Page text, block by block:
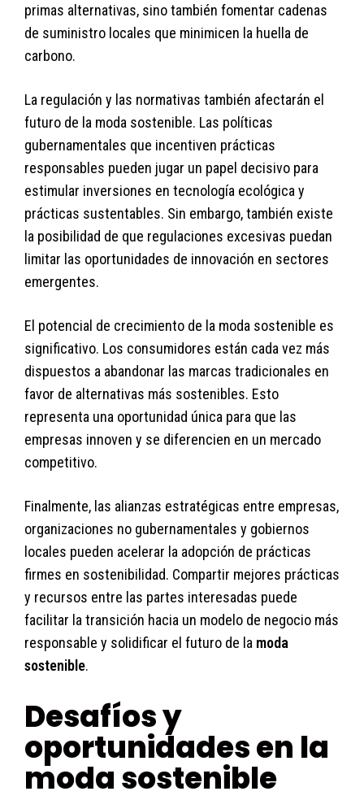
primas alternativas, sino también fomentar cadenas
de suministro locales que minimicen la huella de
carbono.
La regulación y las normativas también afectarán el
futuro de la moda sostenible. Las políticas
gubernamentales que incentiven prácticas
responsables pueden jugar un papel decisivo para
estimular inversiones en tecnología ecológica y
prácticas sustentables. Sin embargo, también existe
la posibilidad de que regulaciones excesivas puedan
limitar las oportunidades de innovación en sectores
emergentes.
El potencial de crecimiento de la moda sostenible es
significativo. Los consumidores están cada vez más
dispuestos a abandonar las marcas tradicionales en
favor de alternativas más sostenibles. Esto
representa una oportunidad única para que las
empresas innoven y se diferencien en un mercado
competitivo.
Finalmente, las alianzas estratégicas entre empresas,
organizaciones no gubernamentales y gobiernos
locales pueden acelerar la adopción de prácticas
firmes en sostenibilidad. Compartir mejores prácticas
y recursos entre las partes interesadas puede
facilitar la transición hacia un modelo de negocio más
responsable y solidificar el futuro de la moda
sostenible.
Desafíos y
oportunidades en la
moda sostenible